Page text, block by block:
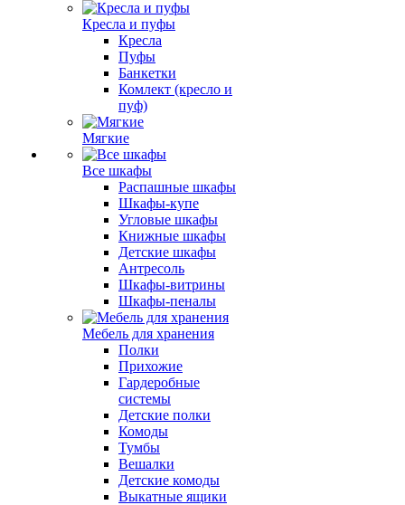
Кресла и пуфы
Кресла
Пуфы
Банкетки
Комлект (кресло и
пуф)
Мягкие
Все шкафы
Распашные шкафы
Шкафы-купе
Угловые шкафы
Книжные шкафы
Детские шкафы
Антресоль
Шкафы-витрины
Шкафы-пеналы
Мебель для хранения
Полки
Прихожие
Гардеробные
системы
Детские полки
Комоды
Тумбы
Вешалки
Детские комоды
Выкатные ящики